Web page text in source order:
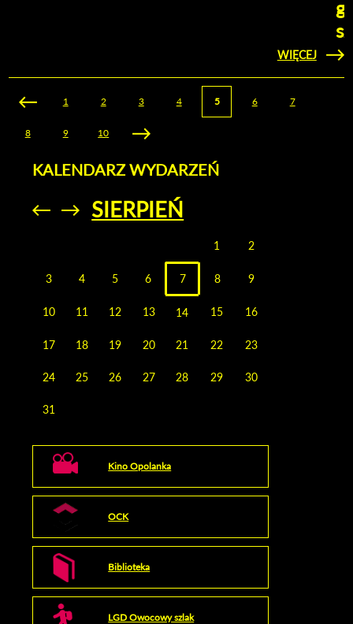
KLIKNIJ ABY
WIĘCEJ
O
Strony 1 2 3 4 5 6 7
8 9 10
KALENDARZ WYDARZEŃ
Przejdź do
poprzedniego
Przejdź do
poprzedniego
SIERPIEŃ
1 2
3 4 5 6 7 8 9
10 11 12 13 14 15 16
17 18 19 20 21 22 23
24 25 26 27 28 29 30
31
Kino Opolanka
OCK
Biblioteka
LGD Owocowy szlak